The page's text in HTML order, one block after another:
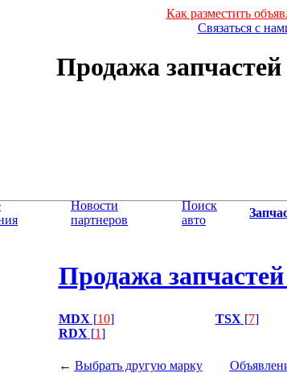
Как разместить
Связаться с
Продажа
Новости
партнеров
Поиск
авто
Продажа
MDX [10]
RDX [1]
TSX [7]
← Выбрать другую марку